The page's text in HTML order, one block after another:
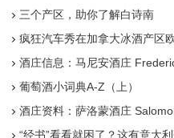
三个产区，助你了解白诗南
疯狂汽车秀在加拿大冰酒产区
酒庄信息：马尼安酒庄
葡萄酒小词典A-Z（上）
酒庄资料：萨洛蒙酒庄
“经书”看看就困了？这有意大